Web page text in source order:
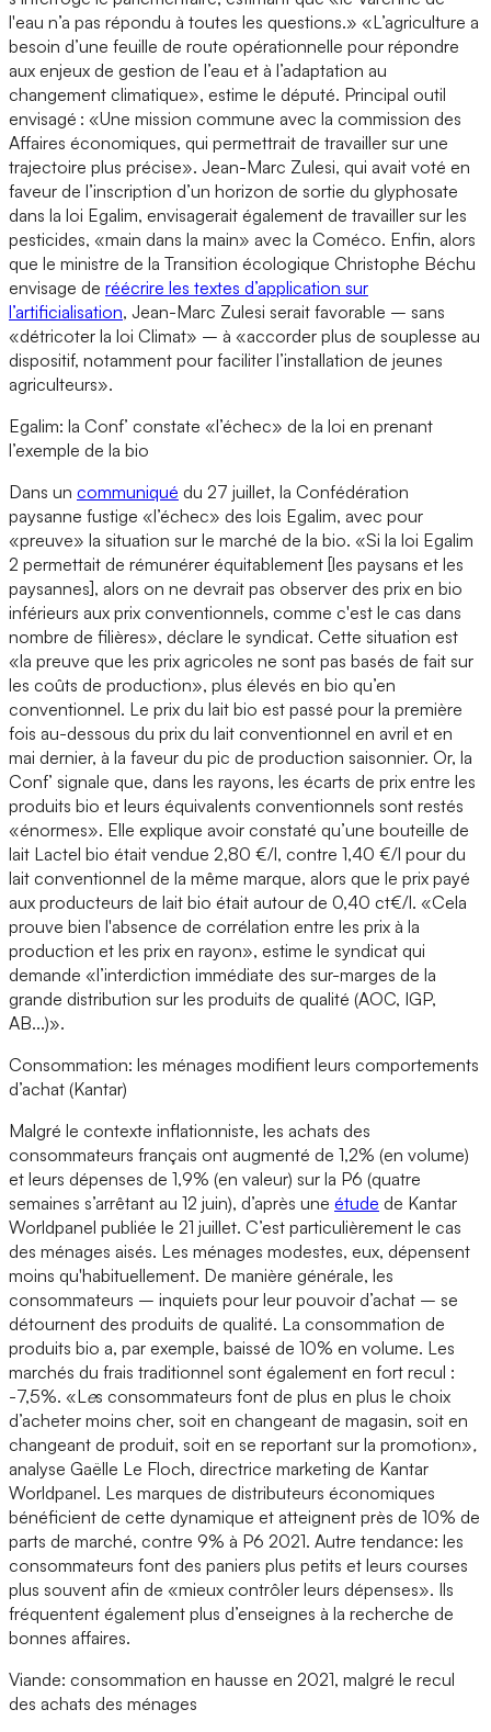
l'eau n’a pas répondu à toutes les questions.» «L’agriculture a
besoin d’une feuille de route opérationnelle pour répondre
aux enjeux de gestion de l’eau et à l’adaptation au
changement climatique», estime le député. Principal outil
envisagé : «Une mission commune avec la commission des
Affaires économiques, qui permettrait de travailler sur une
trajectoire plus précise». Jean-Marc Zulesi, qui avait voté en
faveur de l’inscription d’un horizon de sortie du glyphosate
dans la loi Egalim, envisagerait également de travailler sur les
pesticides, «main dans la main» avec la Coméco. Enfin, alors
que le ministre de la Transition écologique Christophe Béchu
envisage de réécrire les textes d’application sur
l’artificialisation, Jean-Marc Zulesi serait favorable – sans
«détricoter la loi Climat» – à «accorder plus de souplesse au
dispositif, notamment pour faciliter l’installation de jeunes
agriculteurs».
Egalim: la Conf’ constate «l’échec» de la loi en prenant
l’exemple de la bio
Dans un communiqué du 27 juillet, la Confédération
paysanne fustige «l’échec» des lois Egalim, avec pour
«preuve» la situation sur le marché de la bio. «Si la loi Egalim
2 permettait de rémunérer équitablement [les paysans et les
paysannes], alors on ne devrait pas observer des prix en bio
inférieurs aux prix conventionnels, comme c'est le cas dans
nombre de filières», déclare le syndicat. Cette situation est
«la preuve que les prix agricoles ne sont pas basés de fait sur
les coûts de production», plus élevés en bio qu’en
conventionnel. Le prix du lait bio est passé pour la première
fois au-dessous du prix du lait conventionnel en avril et en
mai dernier, à la faveur du pic de production saisonnier. Or, la
Conf’ signale que, dans les rayons, les écarts de prix entre les
produits bio et leurs équivalents conventionnels sont restés
«énormes». Elle explique avoir constaté qu’une bouteille de
lait Lactel bio était vendue 2,80 €/l, contre 1,40 €/l pour du
lait conventionnel de la même marque, alors que le prix payé
aux producteurs de lait bio était autour de 0,40 ct€/l. «Cela
prouve bien l'absence de corrélation entre les prix à la
production et les prix en rayon», estime le syndicat qui
demande «l’interdiction immédiate des sur-marges de la
grande distribution sur les produits de qualité (AOC, IGP,
AB...)».
Consommation: les ménages modifient leurs comportements
d’achat (Kantar)
Malgré le contexte inflationniste, les achats des
consommateurs français ont augmenté de 1,2% (en volume)
et leurs dépenses de 1,9% (en valeur) sur la P6 (quatre
semaines s’arrêtant au 12 juin), d’après une étude de Kantar
Worldpanel publiée le 21 juillet. C’est particulièrement le cas
des ménages aisés. Les ménages modestes, eux, dépensent
moins qu'habituellement. De manière générale, les
consommateurs – inquiets pour leur pouvoir d’achat – se
détournent des produits de qualité. La consommation de
produits bio a, par exemple, baissé de 10% en volume. Les
marchés du frais traditionnel sont également en fort recul :
-7,5%. «L es consommateurs font de plus en plus le choix
d’acheter moins cher, soit en changeant de magasin, soit en
changeant de produit, soit en se reportant sur la promotion»,
analyse Gaëlle Le Floch, directrice marketing de Kantar
Worldpanel. Les marques de distributeurs économiques
bénéficient de cette dynamique et atteignent près de 10% de
parts de marché, contre 9% à P6 2021. Autre tendance: les
consommateurs font des paniers plus petits et leurs courses
plus souvent afin de «mieux contrôler leurs dépenses». Ils
fréquentent également plus d’enseignes à la recherche de
bonnes affaires.
Viande: consommation en hausse en 2021, malgré le recul
des achats des ménages